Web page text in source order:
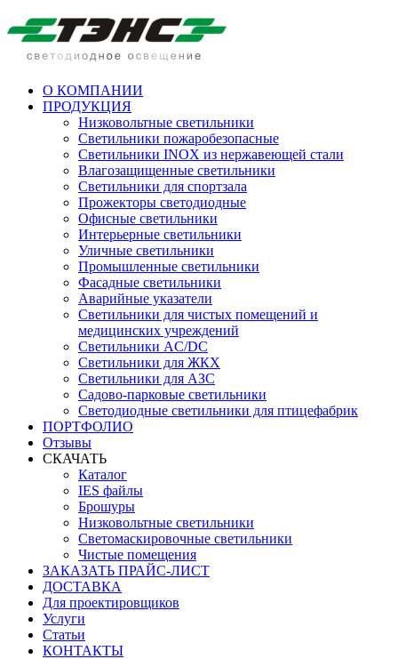
О КОМПАНИИ
ПРОДУКЦИЯ
Низковольтные светильники
Cветильники пожаробезопасные
Светильники INOX из нержавеющей стали
Влагозащищенные светильники
Светильники для спортзала
Прожекторы светодиодные
Офисные светильники
Интерьерные светильники
Уличные светильники
Промышленные светильники
Фасадные светильники
Аварийные указатели
Светильники для чистых помещений и
медицинских учреждений
Светильники AC/DC
Светильники для ЖКХ
Светильники для АЗС
Садово-парковые светильники
Светодиодные светильники для птицефабрик
ПОРТФОЛИО
Отзывы
СКАЧАТЬ
Каталог
IES файлы
Брошуры
Низковольтные светильники
Светомаскировочные светильники
Чистые помещения
ЗАКАЗАТЬ ПРАЙС-ЛИСТ
ДОСТАВКА
Для проектировщиков
Услуги
Статьи
КОНТАКТЫ